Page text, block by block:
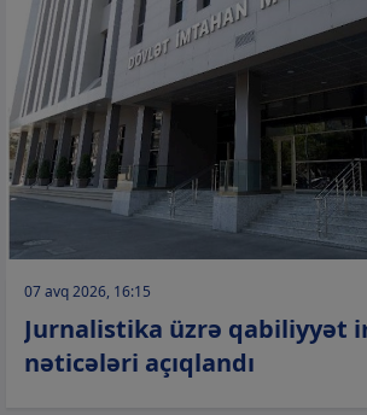
07 avq 2026, 16:15
Jurnalistika üzrə qabiliyyət
nəticələri açıqlandı